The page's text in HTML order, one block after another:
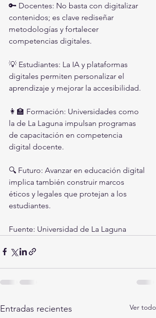
🔑 Docentes: No basta con digitalizar
contenidos; es clave rediseñar
metodologías y fortalecer
competencias digitales.
💡 Estudiantes: La IA y plataformas
digitales permiten personalizar el
aprendizaje y mejorar la accesibilidad.
👩‍🏫 Formación: Universidades como
la de La Laguna impulsan programas
de capacitación en competencia
digital docente.
🔍 Futuro: Avanzar en educación digital
implica también construir marcos
éticos y legales que protejan a los
estudiantes.
Fuente: Universidad de La Laguna
Entradas recientes Ver todo